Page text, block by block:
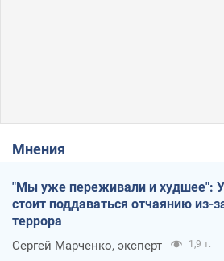
Мнения
"Мы уже переживали и худшее":
стоит поддаваться отчаянию из-
террора
Сергей Марченко, эксперт 1,9 т.